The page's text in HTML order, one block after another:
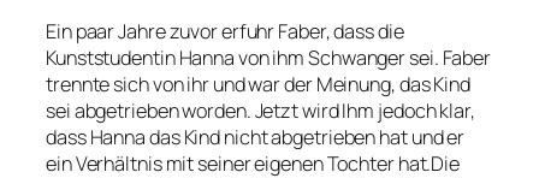
Ein paar Jahre zuvor erfuhr Faber, dass die
Kunststudentin Hanna von ihm Schwanger sei. Faber
trennte sich von ihr und war der Meinung, das Kind
sei abgetrieben worden. Jetzt wird Ihm jedoch klar,
dass Hanna das Kind nicht abgetrieben hat und er
ein Verhältnis mit seiner eigenen Tochter hat.Die